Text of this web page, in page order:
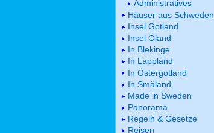
Administratives
Häuser aus Schweden
Insel Gotland
Insel Öland
In Blekinge
In Lappland
In Östergotland
In Småland
Made in Sweden
Panorama
Regeln & Gesetze
Reisen